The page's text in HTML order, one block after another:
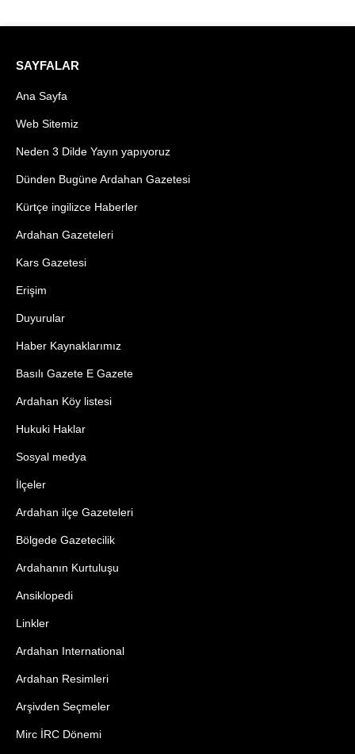
SAYFALAR
Ana Sayfa
Web Sitemiz
Neden 3 Dilde Yayın yapıyoruz
Dünden Bugüne Ardahan Gazetesi
Kürtçe ingilizce Haberler
Ardahan Gazeteleri
Kars Gazetesi
Erişim
Duyurular
Haber Kaynaklarımız
Basılı Gazete E Gazete
Ardahan Köy listesi
Hukuki Haklar
Sosyal medya
İlçeler
Ardahan ilçe Gazeteleri
Bölgede Gazetecilik
Ardahanın Kurtuluşu
Ansiklopedi
Linkler
Ardahan International
Ardahan Resimleri
Arşivden Seçmeler
Mirc İRC Dönemi